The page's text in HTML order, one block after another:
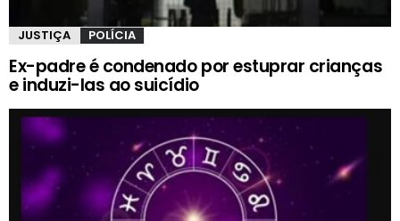
JUSTIÇA POLÍCIA
Ex-padre é condenado por estuprar crianças
e induzi-las ao suicídio